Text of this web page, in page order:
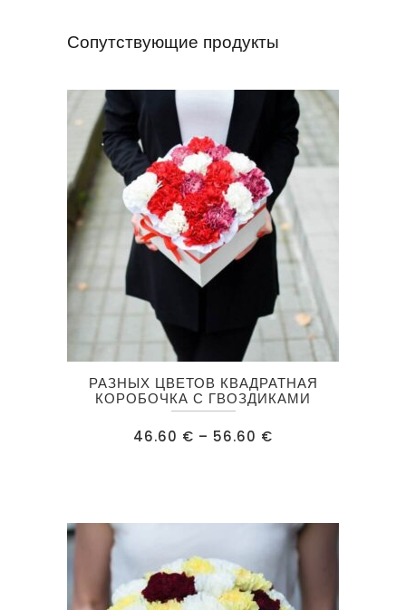
Сопутствующие продукты
товар
выбрать
странице
РАЗНЫХ ЦВЕТОВ КВАДРАТНАЯ
КОРОБОЧКА С ГВОЗДИКАМИ
46.60 € – 56.60 €